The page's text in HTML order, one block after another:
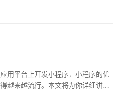
用平台上开发小程序，小程序的优
越来越流行。本文将为你详细讲解